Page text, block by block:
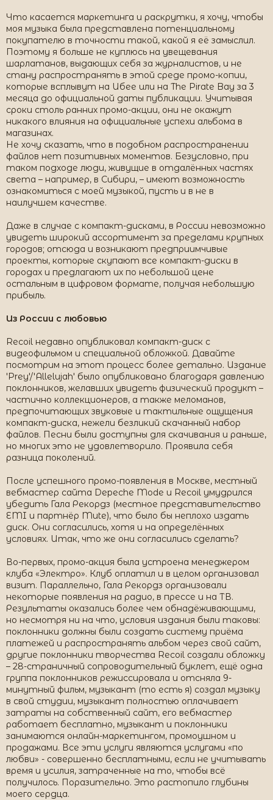
Что касается маркетинга и раскрутки, я хочу, чтобы
моя музыка была представлена потенциальному
покупателю в точности такой, какой я её замыслил.
Поэтому я больше не куплюсь на увещевания
шарлатанов, выдающих себя за журналистов, и не
стану распространять в этой среде промо-копии,
которые всплывут на Ибее или на The Pirate Bay за 3
месяца до официальной даты публикации. Учитывая
сроки столь ранних промо-акции, они не окажут
никакого влияния на официальные успехи альбома в
магазинах.
Не хочу сказать, что в подобном распространении
файлов нет позитивных моментов. Безусловно, при
таком подходе люди, живущие в отдалённых частях
света – например, в Сибири, – имеют возможность
ознакомиться с моей музыкой, пусть и в не в
наилучшем качестве.
Даже в случае с компакт-дисками, в России невозможно
увидеть широкий ассортимент за пределами крупных
городов; отсюда и возникают предприимчивые
проекты, которые скупают все компакт-диски в
городах и предлагают их по небольшой цене
остальным в цифровом формате, получая небольшую
прибыль.
Из России с любовью
Recoil недавно опубликовал компакт-диск с
видеофильмом и специальной обложкой. Давайте
посмотрим на этот процесс более детально. Издание
'Prey'/'Allelujah' было опубликовано благодаря давлению
поклонников, желавших увидеть физический продукт –
частично коллекционеров, а также меломанов,
предпочитающих звуковые и тактильные ощущения
компакт-диска, нежели безликий скачанный набор
файлов. Песни были доступны для скачивания и раньше,
но многих это не удовлетворило. Проявила себя
разница поколений.
После успешного промо-появления в Москве, местный
вебмастер сайта Depeche Mode и Recoil умудрился
убедить Гала Рекордз (местное представительство
EMI и партнёр Mute), что было бы неплохо издать
диск. Они согласились, хотя и на определённых
условиях. Итак, что же они согласились сделать?
Во-первых, промо-акция была устроена менеджером
клуба «Электро». Клуб оплатил и в целом организовал
визит. Параллельно, Гала Рекордз организовали
некоторые появления на радио, в прессе и на ТВ.
Результаты оказались более чем обнадёживающими,
но несмотря ни на что, условия издания были таковы:
поклонники должны были создать систему приёма
платежей и распространять альбом через свой сайт,
другие поклонники творчества Recoil создали обложку
– 28-страничный сопроводительный буклет, ещё одна
группа поклонников режиссировала и отсняла 9-
минутный фильм, музыкант (то есть я) создал музыку
в свой студии, музыкант полностью оплачивает
затраты на собственный сайт, его вебмастер
работает бесплатно, музыкант и поклонники
занимаются онлайн-маркетингом, промоушном и
продажами. Все эти услуги являются услугами «по
любви» - совершенно бесплатными, если не учитывать
время и усилия, затраченные на то, чтобы всё
получилось. Поразительно. Это растопило глубины
моего сердца.